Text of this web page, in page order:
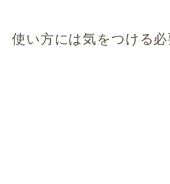
使い方には気をつける必